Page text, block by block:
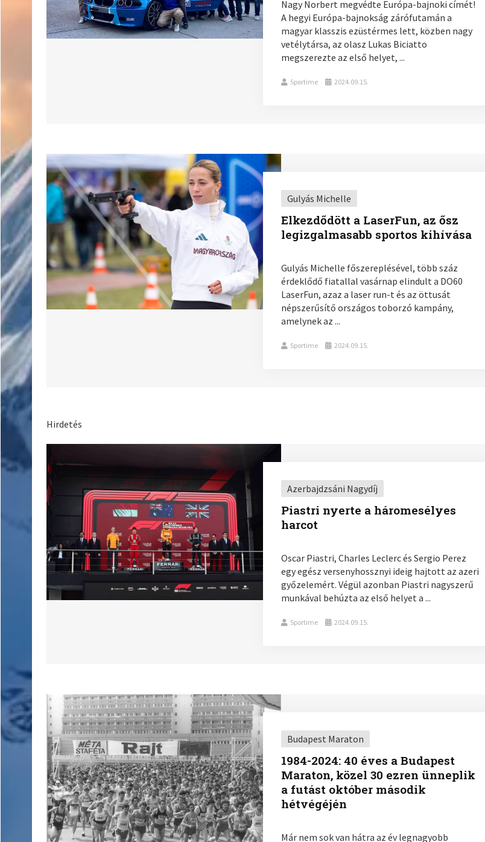
Nagy Norbert megvédte Európa-bajnoki címét!
A hegyi Európa-bajnokság zárófutamán a
magyar klasszis ezüstérmes lett, közben nagy
vetélytársa, az olasz Lukas Biciatto
megszerezte az első helyet, ...
Sportime 2024.09.15.
Gulyás Michelle
Elkezdődött a LaserFun, az ősz
legizgalmasabb sportos kihívása
Gulyás Michelle főszereplésével, több száz
érdeklődő fiatallal vasárnap elindult a DO60
LaserFun, azaz a laser run-t és az öttusát
népszerűsítő országos toborzó kampány,
amelynek az ...
Sportime 2024.09.15.
Hirdetés
Azerbajdzsáni Nagydíj
Piastri nyerte a háromesélyes
harcot
Oscar Piastri, Charles Leclerc és Sergio Perez
egy egész versenyhossznyi ideig hajtott az azeri
győzelemért. Végül azonban Piastri nagyszerű
munkával behúzta az első helyet a ...
Sportime 2024.09.15.
Budapest Maraton
1984-2024: 40 éves a Budapest
Maraton, közel 30 ezren ünneplik
a futást október második
hétvégéjén
Már nem sok van hátra az év legnagyobb